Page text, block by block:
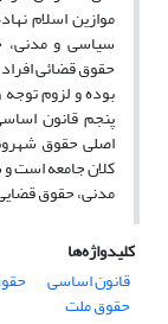
موازین‌ اسلام
سیاسی‌ و مدنی‌،
حقوق قضائی‌
بوده و لزوم
پنجم‌ قانون
اصلی‌ حقوق
کلان جامعه‌ است‌
مدنی،‌ حقوق
کلیدواژه‌ها
قانون اساسی
حقوق ملت